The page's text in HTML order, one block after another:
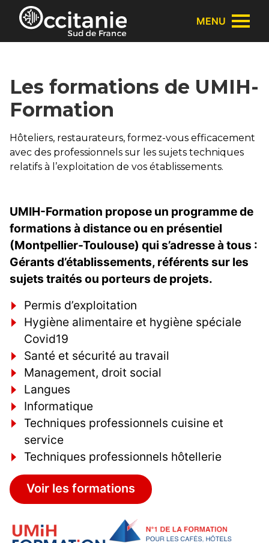
Panneau de gestion des cookies
MENU
Les formations de UMIH-
Formation
Hôteliers, restaurateurs, formez-vous efficacement
avec des professionnels sur les sujets techniques
relatifs à l’exploitation de vos établissements.
UMIH-Formation propose un programme de
formations à distance ou en présentiel
(Montpellier-Toulouse) qui s’adresse à tous :
Gérants d’établissements, référents sur les
sujets traités ou porteurs de projets.
Permis d’exploitation
Hygiène alimentaire et hygiène spéciale
Covid19
Santé et sécurité au travail
Management, droit social
Langues
Informatique
Techniques professionnels cuisine et
service
Techniques professionnels hôtellerie
Voir les formations